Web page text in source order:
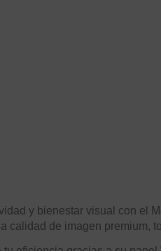
y bienestar visual con el
calidad de imagen premium,